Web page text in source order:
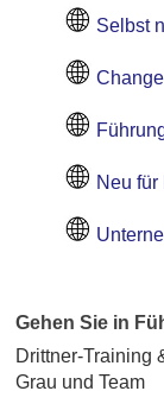
Selbst
Neu
Gehen Sie in
Drittner-Training
Grau und Team